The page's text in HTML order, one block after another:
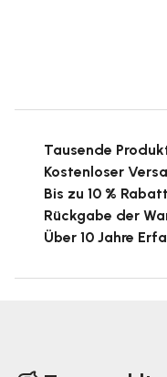
Tausende
Kostenloser
Bis zu 10 %
Rückgabe der
Über 10 Jahre